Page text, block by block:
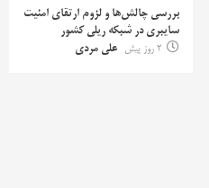
بررسی چالش‌ها و لزوم ارتقای امنیت
سایبری در شبکه ریلی کشور
2 روز پیش
علی مردی